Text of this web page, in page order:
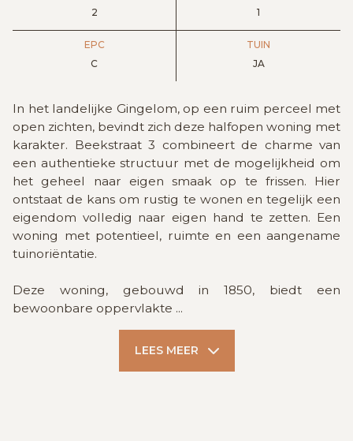
2
1
EPC
C
TUIN
JA
In het landelijke Gingelom, op een ruim perceel met
open zichten, bevindt zich deze halfopen woning met
karakter. Beekstraat 3 combineert de charme van
een authentieke structuur met de mogelijkheid om
het geheel naar eigen smaak op te frissen. Hier
ontstaat de kans om rustig te wonen en tegelijk een
eigendom volledig naar eigen hand te zetten. Een
woning met potentieel, ruimte en een aangename
tuinoriëntatie.
Deze woning, gebouwd in 1850, biedt een
bewoonbare oppervlakte ...
LEES MEER